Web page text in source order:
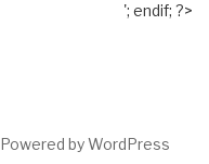
'; endif; ?>
Powered by WordPress